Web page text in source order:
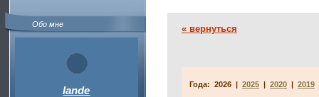
Обо мне
lande
« вернуться
Года: 2026 | 2025 | 2020 | 2019